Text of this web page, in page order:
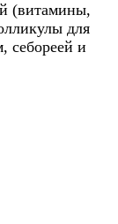
(витамины,
для
себореей и